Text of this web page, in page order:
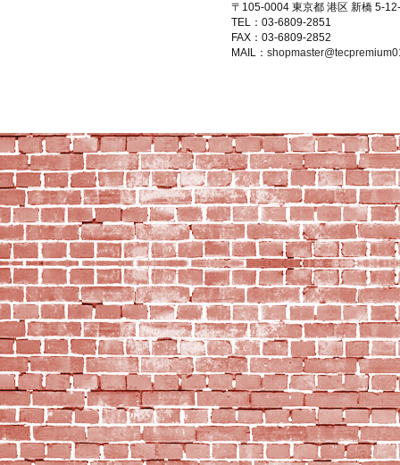
〒105-0004 東京都 港区 新橋 5-
TEL：03-6809-2851
FAX：03-6809-2852
MAIL：